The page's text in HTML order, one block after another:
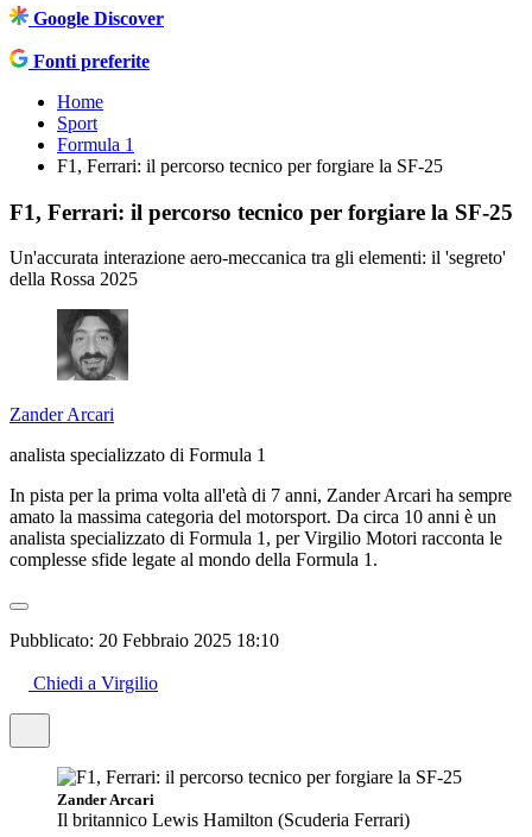
Google Discover
Fonti preferite
Home
Sport
Formula 1
F1, Ferrari: il percorso tecnico per forgiare la SF-25
F1, Ferrari: il percorso tecnico per forgiare la SF-25
Un'accurata interazione aero-meccanica tra gli elementi: il 'segreto'
della Rossa 2025
Zander Arcari
analista specializzato di Formula 1
In pista per la prima volta all'età di 7 anni, Zander Arcari ha sempre
amato la massima categoria del motorsport. Da circa 10 anni è un
analista specializzato di Formula 1, per Virgilio Motori racconta le
complesse sfide legate al mondo della Formula 1.
Pubblicato: 20 Febbraio 2025 18:10
Chiedi a Virgilio
Zander Arcari
Il britannico Lewis Hamilton (Scuderia Ferrari)